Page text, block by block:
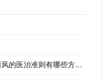
医治准则有哪些方面?